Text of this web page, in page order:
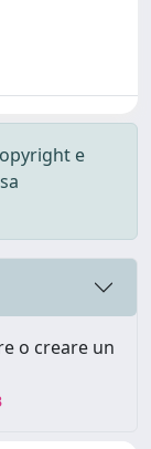
e
o creare un